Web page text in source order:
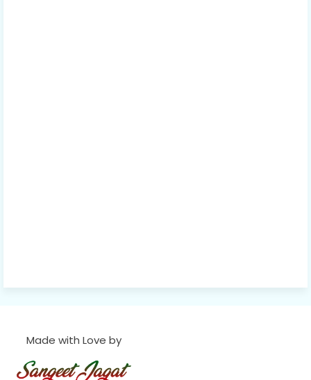
Made with Love by